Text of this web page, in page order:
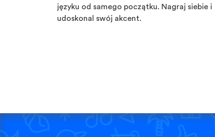
języku od samego początku. Nagraj siebie i
udoskonal swój akcent.